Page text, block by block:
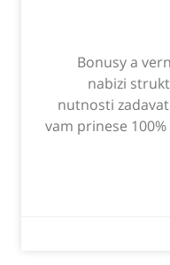
Bonusy a
nabizi
nutnosti
vam prinese 100%